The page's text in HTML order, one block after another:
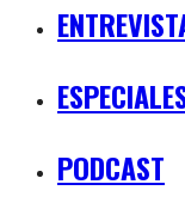
PODCAST